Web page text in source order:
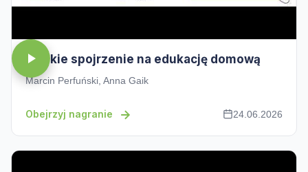
Męskie spojrzenie na edukację domową
Marcin Perfuński, Anna Gaik
Obejrzyj nagranie 24.06.2026